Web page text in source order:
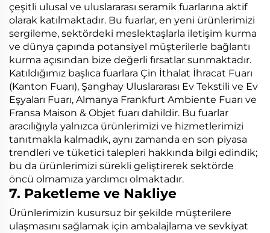
çeşitli ulusal ve uluslararası seramik fuarlarına aktif
olarak katılmaktadır. Bu fuarlar, en yeni ürünlerimizi
sergileme, sektördeki meslektaşlarla iletişim kurma
ve dünya çapında potansiyel müşterilerle bağlantı
kurma açısından bize değerli fırsatlar sunmaktadır.
Katıldığımız başlıca fuarlara Çin İthalat İhracat Fuarı
(Kanton Fuarı), Şanghay Uluslararası Ev Tekstili ve Ev
Eşyaları Fuarı, Almanya Frankfurt Ambiente Fuarı ve
Fransa Maison & Objet fuarı dahildir. Bu fuarlar
aracılığıyla yalnızca ürünlerimizi ve hizmetlerimizi
tanıtmakla kalmadık, aynı zamanda en son piyasa
trendleri ve tüketici talepleri hakkında bilgi edindik;
bu da ürünlerimizi sürekli geliştirerek sektörde
öncü olmamıza yardımcı olmaktadır.
7. Paketleme ve Nakliye
Ürünlerimizin kusursuz bir şekilde müşterilere
ulaşmasını sağlamak için ambalajlama ve sevkiyat